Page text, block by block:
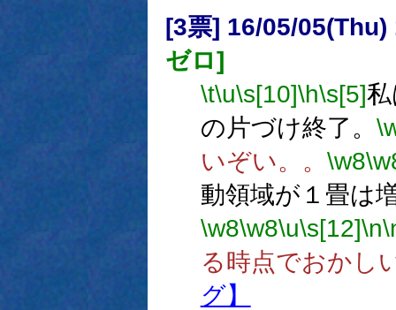
[3票] 16/05/
ゼロ]
\t\u\s[10]\h\s[5]
の片づけ終了。
いぞい。。 \w8
動領域が１畳は
\w8\w8\u\s[12]\n
る時点でおかし
グ】